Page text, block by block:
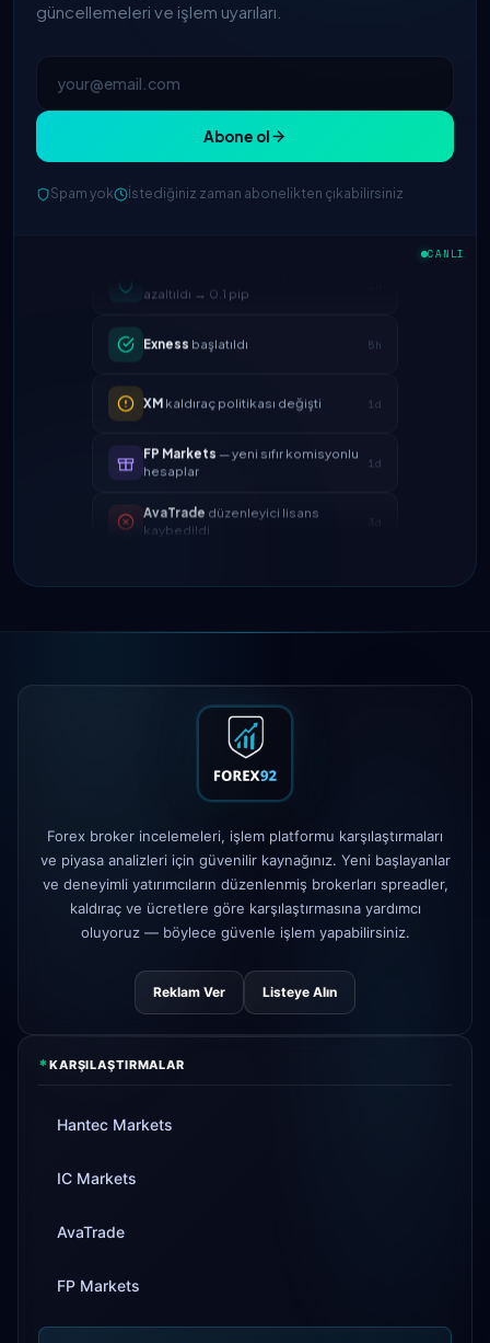
güncellemeleri ve işlem uyarıları.
Abone ol
Spam yok İstediğiniz zaman abonelikten çıkabilirsiniz
CANLI
Exnessbaşlatıldı
FP Markets — yeni sıfır komisyonlu
AvaTrade
Tickmillpara çekme hızı artık 24
IC MarketsEUR/USD spreadi
kaldıraç politikası değişti
FP Markets— yeni sıfır komisyonlu
AvaTrade
düzenleyici lisans
kaybedildi
3d
Tickmillpara çekme hızı artık 24
saat
Forex broker incelemeleri, işlem platformu karşılaştırmaları
ve piyasa analizleri için güvenilir kaynağınız. Yeni başlayanlar
ve deneyimli yatırımcıların düzenlenmiş brokerları spreadler,
kaldıraç ve ücretlere göre karşılaştırmasına yardımcı
oluyoruz — böylece güvenle işlem yapabilirsiniz.
Reklam Ver Listeye Alın
*KARŞILAŞTIRMALAR
Hantec Markets
IC Markets
AvaTrade
FP Markets